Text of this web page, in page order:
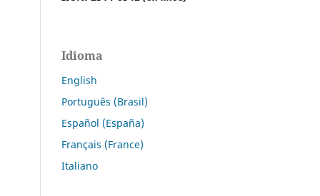
Idioma
English
Português (Brasil)
Español (España)
Français (France)
Italiano